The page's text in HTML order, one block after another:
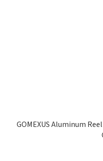
GOMEXUS Aluminum